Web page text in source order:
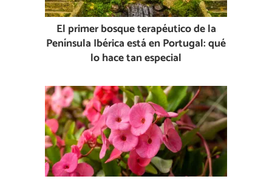
El primer bosque terapéutico de la
Península Ibérica está en Portugal: qué
lo hace tan especial